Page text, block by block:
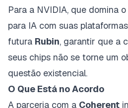
Para a NVIDIA, que domina
para IA com suas plataformas
futura Rubin, garantir que a
seus chips não se torne um
questão existencial.
O Que Está no Acordo
A parceria com a Coherent